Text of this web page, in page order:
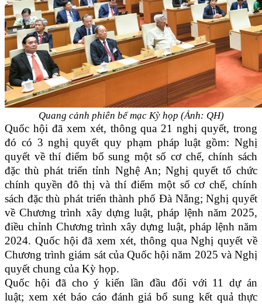
Quang cảnh phiên bế mạc Kỳ họp (Ảnh: QH)
Quốc hội đã xem xét, thông qua 21 nghị quyết, trong
đó có 3 nghị quyết quy phạm pháp luật gồm: Nghị
quyết về thí điểm bổ sung một số cơ chế, chính sách
đặc thù phát triển tỉnh Nghệ An; Nghị quyết tổ chức
chính quyền đô thị và thí điểm một số cơ chế, chính
sách đặc thù phát triển thành phố Đà Nẵng; Nghị quyết
về Chương trình xây dựng luật, pháp lệnh năm 2025,
điều chỉnh Chương trình xây dựng luật, pháp lệnh năm
2024. Quốc hội đã xem xét, thông qua Nghị quyết về
Chương trình giám sát của Quốc hội năm 2025 và Nghị
quyết chung của Kỳ họp.
Quốc hội đã cho ý kiến lần đầu đối với 11 dự án
luật; xem xét báo cáo đánh giá bổ sung kết quả thực